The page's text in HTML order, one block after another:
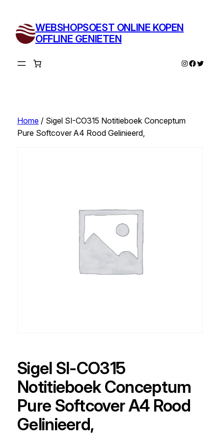
inhoud
WEBSHOPSOEST ONLINE KOPEN
OFFLINE GENIETEN
Instagram
Twitter
Home/ Sigel SI-CO315 Notitieboek Conceptum
Pure Softcover A4 Rood Gelinieerd,
Sigel SI-CO315
Notitieboek Conceptum
Pure Softcover A4 Rood
Gelinieerd,